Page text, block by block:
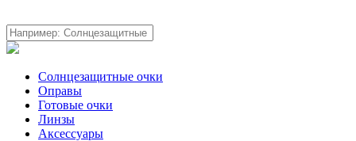
Солнцезащитные очки
Оправы
Готовые очки
Линзы
Аксессуары